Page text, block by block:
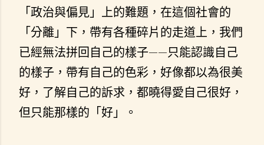
「政治與偏見」上的難題，在這個社會的
「分離」下，帶有各種碎片的走道上，我們
已經無法拼回自己的樣子——只能認識自己
的樣子，帶有自己的色彩，好像都以為很美
好，了解自己的訴求，都曉得愛自己很好，
但只能那樣的「好」。